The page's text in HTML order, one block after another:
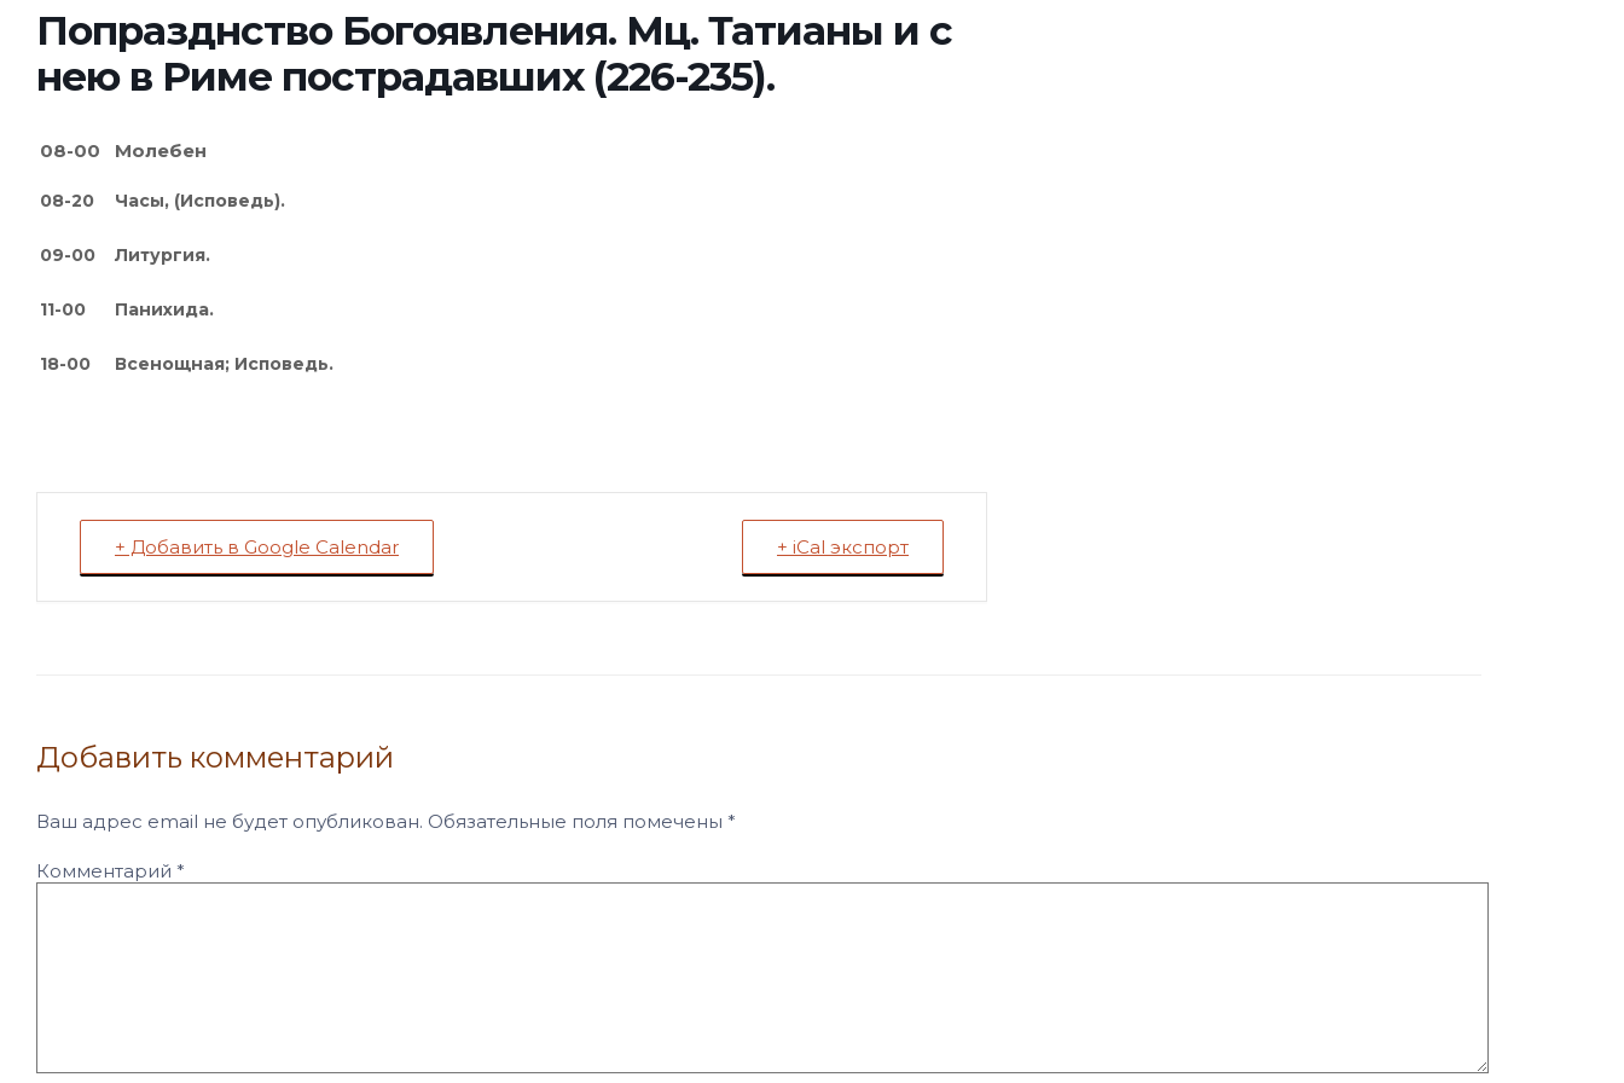
Попразднство Богоявления. Мц. Татианы и с
нею в Риме пострадавших (226-235).
08-00
08-20
09-00
11-00
18-00
Молебен
Часы, (Исповедь).
Литургия.
Панихида.
Всенощная; Исповедь.
+ Добавить в Google Calendar + iCal экспорт
Добавить комментарий
Ваш адрес email не будет опубликован. Обязательные поля помечены *
Комментарий *